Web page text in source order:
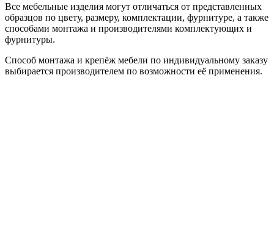
Все мебельные изделия могут отличаться от представленных
образцов по цвету, размеру, комплектации, фурнитуре, а также
способами монтажа и производителями комплектующих и
фурнитуры.
Способ монтажа и крепёж мебели по индивидуальному заказу
выбирается производителем по возможности её применения.